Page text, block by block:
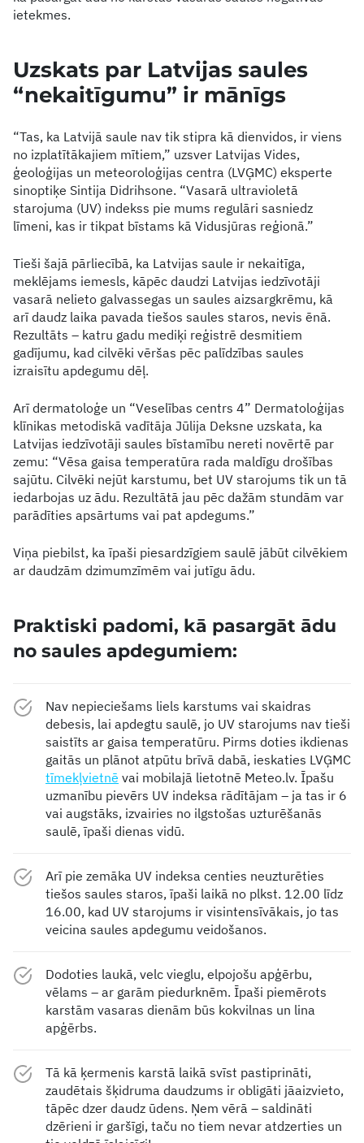
ietekmes.
Uzskats par Latvijas saules
“nekaitīgumu” ir mānīgs
“Tas, ka Latvijā saule nav tik stipra kā dienvidos, ir viens
no izplatītākajiem mītiem,” uzsver Latvijas Vides,
ģeoloģijas un meteoroloģijas centra (LVĢMC) eksperte
sinoptiķe Sintija Didrihsone. “Vasarā ultravioletā
starojuma (UV) indekss pie mums regulāri sasniedz
līmeni, kas ir tikpat bīstams kā Vidusjūras reģionā.”
Tieši šajā pārliecībā, ka Latvijas saule ir nekaitīga,
meklējams iemesls, kāpēc daudzi Latvijas iedzīvotāji
vasarā nelieto galvassegas un saules aizsargkrēmu, kā
arī daudz laika pavada tiešos saules staros, nevis ēnā.
Rezultāts – katru gadu mediķi reģistrē desmitiem
gadījumu, kad cilvēki vēršas pēc palīdzības saules
izraisītu apdegumu dēļ.
Arī dermatoloģe un “Veselības centrs 4” Dermatoloģijas
klīnikas metodiskā vadītāja Jūlija Deksne uzskata, ka
Latvijas iedzīvotāji saules bīstamību nereti novērtē par
zemu: “Vēsa gaisa temperatūra rada maldīgu drošības
sajūtu. Cilvēki nejūt karstumu, bet UV starojums tik un tā
iedarbojas uz ādu. Rezultātā jau pēc dažām stundām var
parādīties apsārtums vai pat apdegums.”
Viņa piebilst, ka īpaši piesardzīgiem saulē jābūt cilvēkiem
ar daudzām dzimumzīmēm vai jutīgu ādu.
Praktiski padomi, kā pasargāt ādu
no saules apdegumiem:
Nav nepieciešams liels karstums vai skaidras
debesis, lai apdegtu saulē, jo UV starojums nav tieši
saistīts ar gaisa temperatūru. Pirms doties ikdienas
gaitās un plānot atpūtu brīvā dabā, ieskaties LVĢMC
tīmekļvietnē vai mobilajā lietotnē Meteo.lv. Īpašu
uzmanību pievērs UV indeksa rādītājam – ja tas ir 6
vai augstāks, izvairies no ilgstošas uzturēšanās
saulē, īpaši dienas vidū.
Arī pie zemāka UV indeksa centies neuzturēties
tiešos saules staros, īpaši laikā no plkst. 12.00 līdz
16.00, kad UV starojums ir visintensīvākais, jo tas
veicina saules apdegumu veidošanos.
Dodoties laukā, velc vieglu, elpojošu apģērbu,
vēlams – ar garām piedurknēm. Īpaši piemērots
karstām vasaras dienām būs kokvilnas un lina
apģērbs.
Tā kā ķermenis karstā laikā svīst pastiprināti,
zaudētais šķidruma daudzums ir obligāti jāaizvieto,
tāpēc dzer daudz ūdens. Ņem vērā – saldināti
dzērieni ir garšīgi, taču no tiem nevar atdzerties un